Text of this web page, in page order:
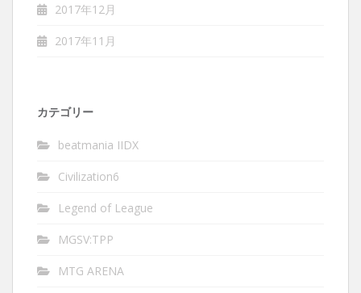
2017年12月
2017年11月
カテゴリー
beatmania IIDX
Civilization6
Legend of League
MGSV:TPP
MTG ARENA